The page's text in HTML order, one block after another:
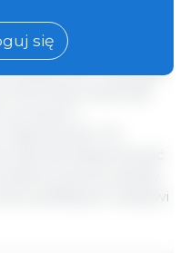
audytu
uboju świń i dalszego
Rumunia utrzymuje
i
W
obecnie eksportować
produkty
poddanych ubojowi
się